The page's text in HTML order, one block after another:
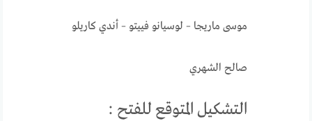
موسى ماريجا – لوسيانو فييتو – أندي كاريلو
صالح الشهري
التشكيل المتوقع للفتح :